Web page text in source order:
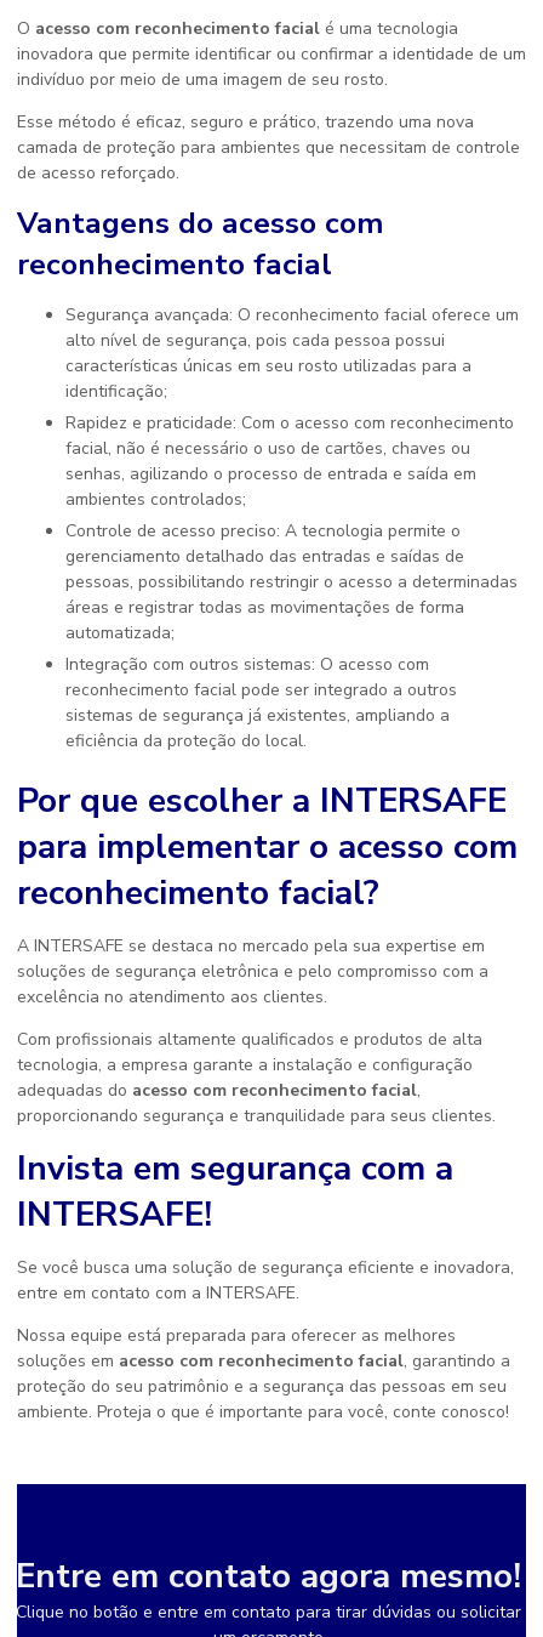
O acesso com reconhecimento facial é uma tecnologia
inovadora que permite identificar ou confirmar a identidade de um
indivíduo por meio de uma imagem de seu rosto.
Esse método é eficaz, seguro e prático, trazendo uma nova
camada de proteção para ambientes que necessitam de controle
de acesso reforçado.
Vantagens do acesso com
reconhecimento facial
Segurança avançada: O reconhecimento facial oferece um
alto nível de segurança, pois cada pessoa possui
características únicas em seu rosto utilizadas para a
identificação;
Rapidez e praticidade: Com o acesso com reconhecimento
facial, não é necessário o uso de cartões, chaves ou
senhas, agilizando o processo de entrada e saída em
ambientes controlados;
Controle de acesso preciso: A tecnologia permite o
gerenciamento detalhado das entradas e saídas de
pessoas, possibilitando restringir o acesso a determinadas
áreas e registrar todas as movimentações de forma
automatizada;
Integração com outros sistemas: O acesso com
reconhecimento facial pode ser integrado a outros
sistemas de segurança já existentes, ampliando a
eficiência da proteção do local.
Por que escolher a INTERSAFE
para implementar o acesso com
reconhecimento facial?
A INTERSAFE se destaca no mercado pela sua expertise em
soluções de segurança eletrônica e pelo compromisso com a
excelência no atendimento aos clientes.
Com profissionais altamente qualificados e produtos de alta
tecnologia, a empresa garante a instalação e configuração
adequadas do acesso com reconhecimento facial,
proporcionando segurança e tranquilidade para seus clientes.
Invista em segurança com a
INTERSAFE!
Se você busca uma solução de segurança eficiente e inovadora,
entre em contato com a INTERSAFE.
Nossa equipe está preparada para oferecer as melhores
soluções em acesso com reconhecimento facial, garantindo a
proteção do seu patrimônio e a segurança das pessoas em seu
ambiente. Proteja o que é importante para você, conte conosco!
Entre em contato agora mesmo!
Clique no botão e entre em contato para tirar dúvidas ou solicitar